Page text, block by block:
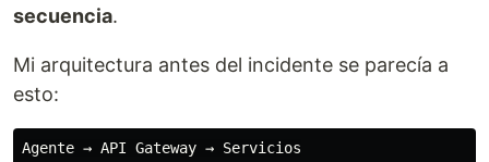
secuencia.
Mi arquitectura antes del incidente se parecía a
esto:
Agente → API Gateway → Servicios